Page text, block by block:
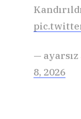
—
8, 2026